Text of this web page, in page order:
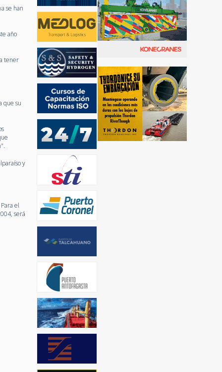
se han
año
tener
que su
y
el
será